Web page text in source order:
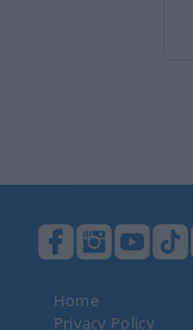
Home
Privacy Policy